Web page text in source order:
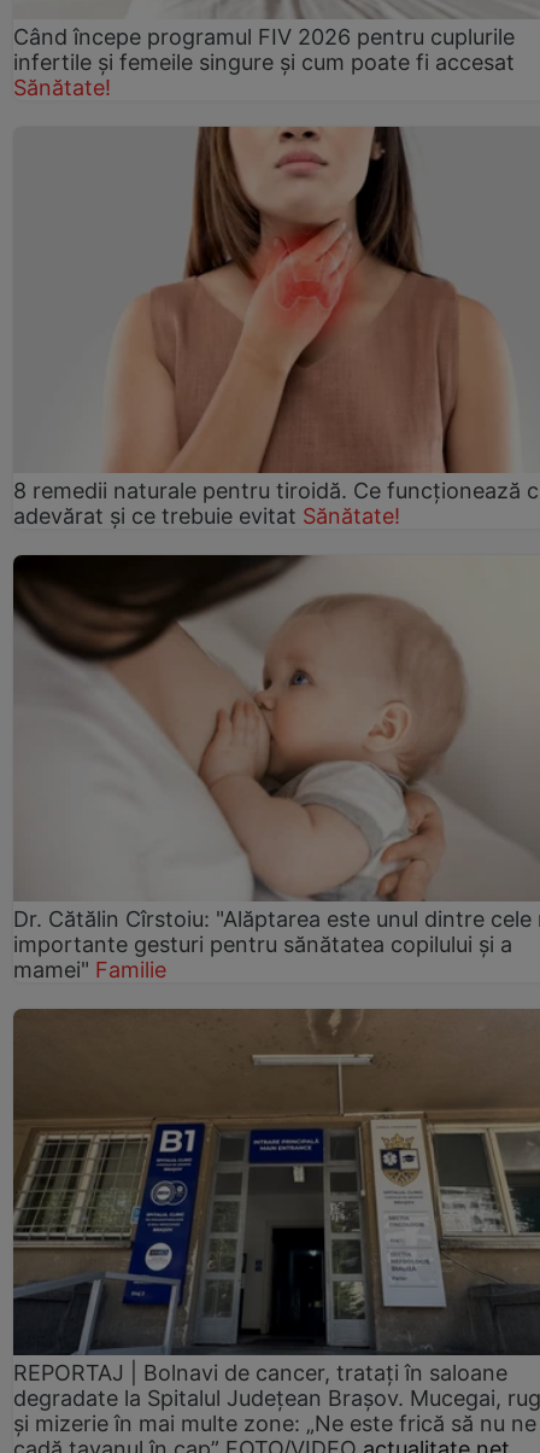
Când începe programul FIV 2026 pentru cuplurile
infertile şi femeile singure şi cum poate fi accesat
Sănătate!
8 remedii naturale pentru tiroidă. Ce funcționează
adevărat și ce trebuie evitat Sănătate!
Dr. Cătălin Cîrstoiu: "Alăptarea este unul dintre cele
importante gesturi pentru sănătatea copilului și a
mamei" Familie
REPORTAJ | Bolnavi de cancer, tratați în saloane
degradate la Spitalul Județean Brașov. Mucegai,
și mizerie în mai multe zone: „Ne este frică să nu ne